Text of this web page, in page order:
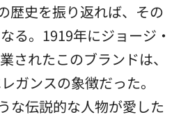
歴史を振り返れば、その
る。1919年にジョージ・
されたこのブランドは、
ガンスの象徴だった。
な伝説的な人物が愛した